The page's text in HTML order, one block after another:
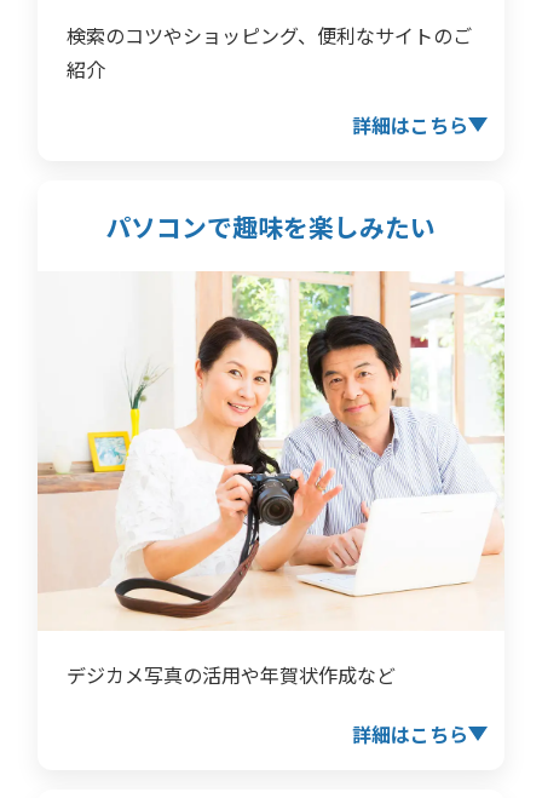
検索のコツやショッピング、便利なサイトのご
紹介
詳細はこちら
パソコンで趣味を楽しみたい
デジカメ写真の活用や年賀状作成など
詳細はこちら